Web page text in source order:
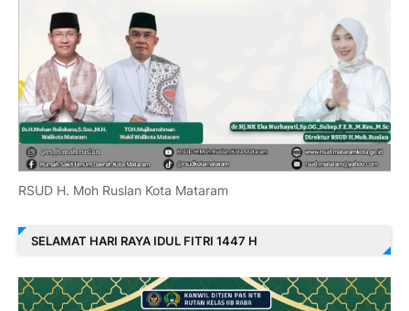
RSUD H. Moh Ruslan Kota Mataram
SELAMAT HARI RAYA IDUL FITRI 1447 H